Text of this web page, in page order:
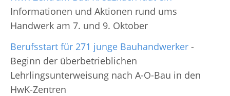
Informationen und Aktionen rund ums
Handwerk am 7. und 9. Oktober
Berufsstart für 271 junge Bauhandwerker -
Beginn der überbetrieblichen
Lehrlingsunterweisung nach A-O-Bau in den
HwK-Zentren